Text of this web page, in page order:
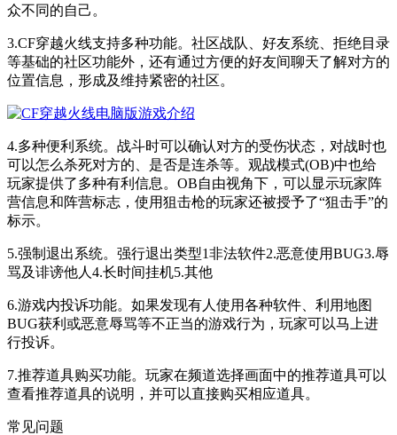
众不同的自己。
3.CF穿越火线支持多种功能。社区战队、好友系统、拒绝目录
等基础的社区功能外，还有通过方便的好友间聊天了解对方的
位置信息，形成及维持紧密的社区。
4.多种便利系统。战斗时可以确认对方的受伤状态，对战时也
可以怎么杀死对方的、是否是连杀等。观战模式(OB)中也给
玩家提供了多种有利信息。OB自由视角下，可以显示玩家阵
营信息和阵营标志，使用狙击枪的玩家还被授予了“狙击手”的
标示。
5.强制退出系统。强行退出类型1非法软件2.恶意使用BUG3.辱
骂及诽谤他人4.长时间挂机5.其他
6.游戏内投诉功能。如果发现有人使用各种软件、利用地图
BUG获利或恶意辱骂等不正当的游戏行为，玩家可以马上进
行投诉。
7.推荐道具购买功能。玩家在频道选择画面中的推荐道具可以
查看推荐道具的说明，并可以直接购买相应道具。
常见问题